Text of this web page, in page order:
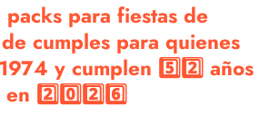
packs para fiestas de
cumples para quienes
y cumplen 5️⃣2️⃣ años
en 2️⃣0️⃣2️⃣6️⃣